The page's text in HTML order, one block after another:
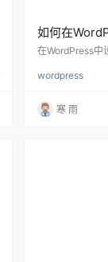
如何在
详细指南与
在WordPress中
局，无论是在表
加专业。如果你
或设置下拉选
wordpress
寒 雨